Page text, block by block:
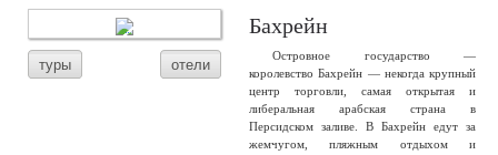
туры отели
Бахрейн
Островное государство —
королевство Бахрейн — некогда крупный
центр торговли, самая открытая и
либеральная арабская страна в
Персидском заливе. В Бахрейн едут за
жемчугом, пляжным отдыхом и